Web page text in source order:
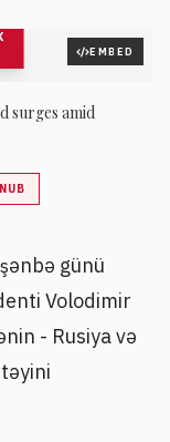
EMBED
surges amid
günü
Volodimir
- Rusiya və